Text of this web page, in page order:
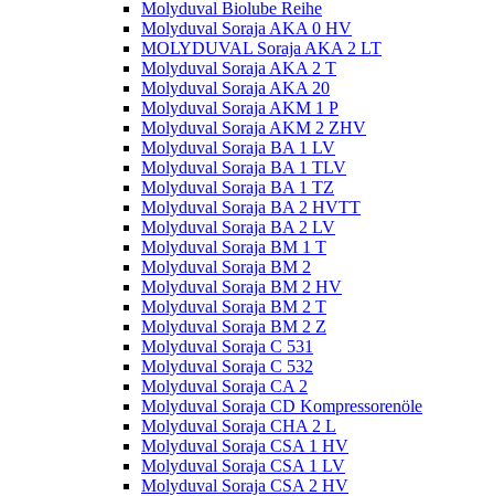
Molyduval Biolube Reihe
Molyduval Soraja AKA 0 HV
MOLYDUVAL Soraja AKA 2 LT
Molyduval Soraja AKA 2 T
Molyduval Soraja AKA 20
Molyduval Soraja AKM 1 P
Molyduval Soraja AKM 2 ZHV
Molyduval Soraja BA 1 LV
Molyduval Soraja BA 1 TLV
Molyduval Soraja BA 1 TZ
Molyduval Soraja BA 2 HVTT
Molyduval Soraja BA 2 LV
Molyduval Soraja BM 1 T
Molyduval Soraja BM 2
Molyduval Soraja BM 2 HV
Molyduval Soraja BM 2 T
Molyduval Soraja BM 2 Z
Molyduval Soraja C 531
Molyduval Soraja C 532
Molyduval Soraja CA 2
Molyduval Soraja CD Kompressorenöle
Molyduval Soraja CHA 2 L
Molyduval Soraja CSA 1 HV
Molyduval Soraja CSA 1 LV
Molyduval Soraja CSA 2 HV